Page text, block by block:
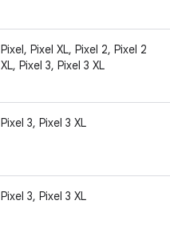
Pixel, Pixel XL, Pixel 2, Pixel 2
XL, Pixel 3, Pixel 3 XL
Pixel 3, Pixel 3 XL
Pixel 3, Pixel 3 XL